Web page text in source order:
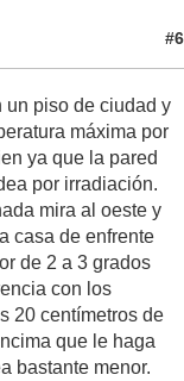
#6
un piso de ciudad y
máxima por
ya que la pared
por irradiación.
mira al oeste y
casa de enfrente
de 2 a 3 grados
con los
20 centímetros de
que le haga
bastante menor.